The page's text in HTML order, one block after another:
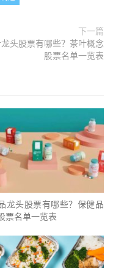
下一篇
龙头股票有哪些？茶叶概念
股票名单一览表
龙头股票有哪些？保健品
票名单一览表